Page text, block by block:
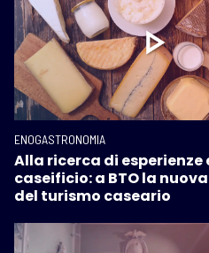
ENOGASTRONOMIA
Alla ricerca di esperienze
caseificio: a BTO la
del turismo caseario